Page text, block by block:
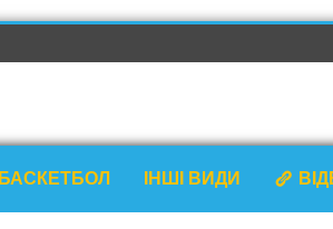
БАСКЕТБОЛ ІНШІ ВИДИ